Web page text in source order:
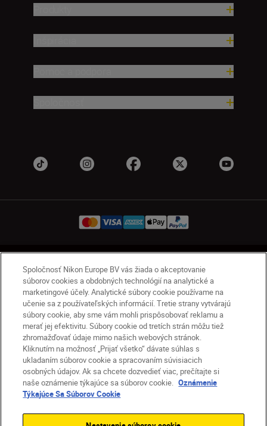
SK Nikon Sites
Kontakt
Oznámenie o ochrane osobných údajov
Podmienky používania
Nikon Store – zmluvné podmienky
Oznámenie týkajúce sa súborov cookie
Prístupnosť
Nastavenia súborov cookie
© 2026 Nikon
Spoločnosť Nikon Europe BV vás žiada o akceptovanie
súborov cookies a obdobných technológií na analytické a
marketingové účely. Analytické súbory cookie používame na
učenie sa z používateľských informácií. Tretie strany vytvárajú
súbory cookie, aby sme vám mohli prispôsobovať reklamu a
merať jej efektivitu. Súbory cookie od tretích strán môžu tiež
zhromažďovať údaje mimo našich webových stránok.
Kliknutím na možnosť „Prijať všetko“ dávate súhlas s
ukladaním súborov cookie a spracovaním súvisiacich
osobných údajov. Ak sa chcete dozvedieť viac, prečítajte si
naše oznámenie týkajúce sa súborov cookie. Oznámenie
Týkajúce Sa Súborov Cookie